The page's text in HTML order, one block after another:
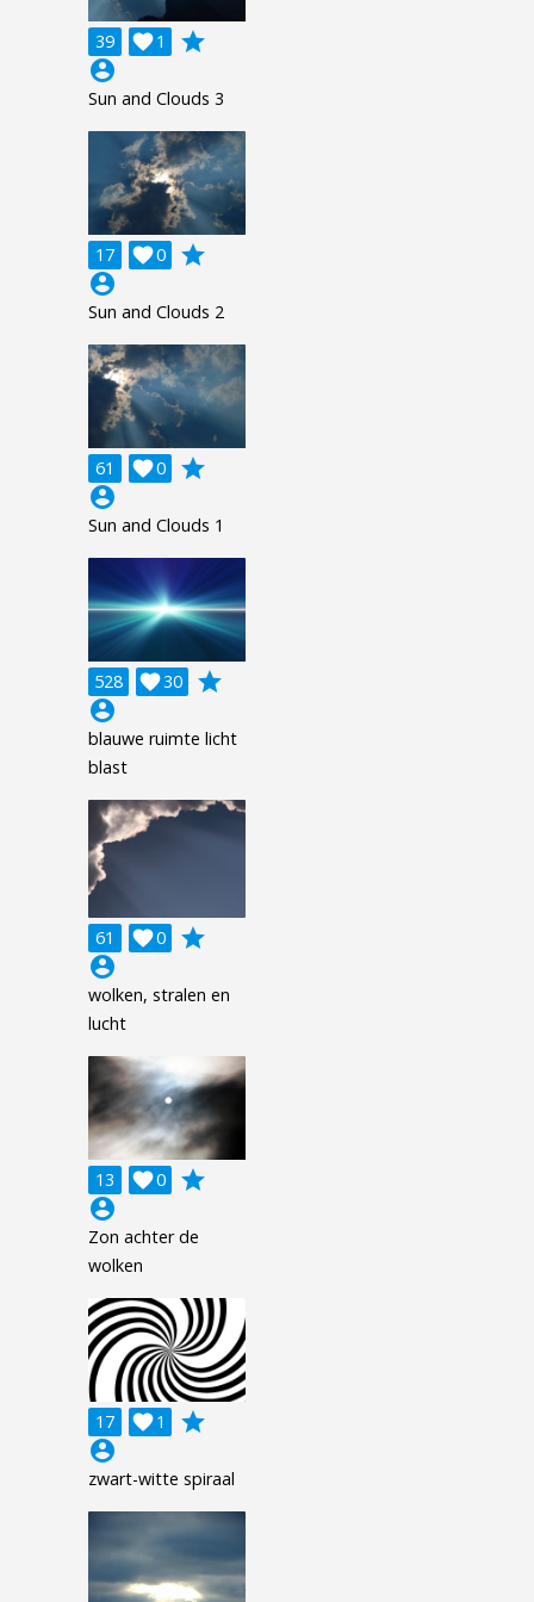
39 1

grade
account_circle
Sun and Clouds 3
17 0

grade
account_circle
Sun and Clouds 2
61 0

grade
account_circle
Sun and Clouds 1
528 30

grade
account_circle
blauwe ruimte licht
blast
61 0

grade
account_circle
wolken, stralen en
lucht
13 0

grade
account_circle
Zon achter de
wolken
17 1

grade
account_circle
zwart-witte spiraal